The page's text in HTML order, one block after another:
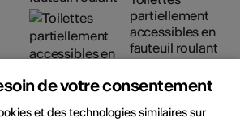
partiellement
accessibles en
fauteuil roulant
architecturale
de votre consentement
et des technologies similaires sur